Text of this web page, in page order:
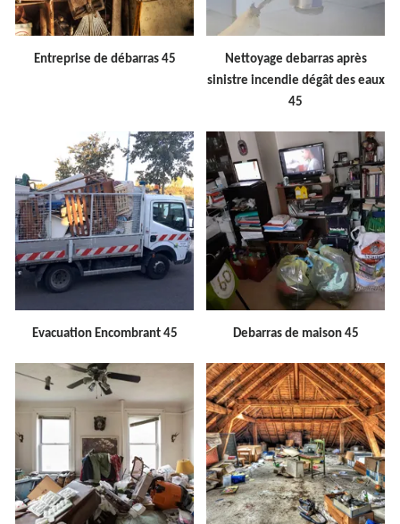
Entreprise de débarras 45
Nettoyage debarras après
sinistre incendie dégât des eaux
45
Evacuation Encombrant 45 Debarras de maison 45